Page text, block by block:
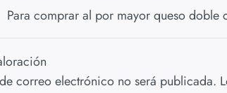
Para comprar al por mayor queso doble
correo electrónico no será publicada.